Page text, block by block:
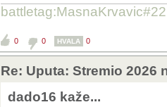
0 0 HVALA 0
Re: Uputa: Stremio 2026
dado16 kaže...